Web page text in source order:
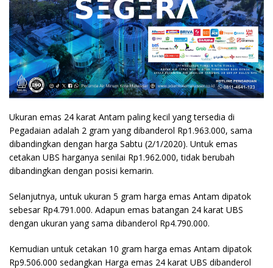
Ukuran emas 24 karat Antam paling kecil yang tersedia di
Pegadaian adalah 2 gram yang dibanderol Rp1.963.000, sama
dibandingkan dengan harga Sabtu (2/1/2020). Untuk emas
cetakan UBS harganya senilai Rp1.962.000, tidak berubah
dibandingkan dengan posisi kemarin.
Selanjutnya, untuk ukuran 5 gram harga emas Antam dipatok
sebesar Rp4.791.000. Adapun emas batangan 24 karat UBS
dengan ukuran yang sama dibanderol Rp4.790.000.
Kemudian untuk cetakan 10 gram harga emas Antam dipatok
Rp9.506.000 sedangkan Harga emas 24 karat UBS dibanderol